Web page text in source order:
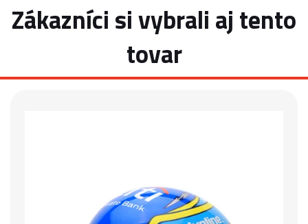
Zákazníci si vybrali aj tento
tovar